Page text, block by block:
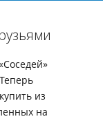
из
на